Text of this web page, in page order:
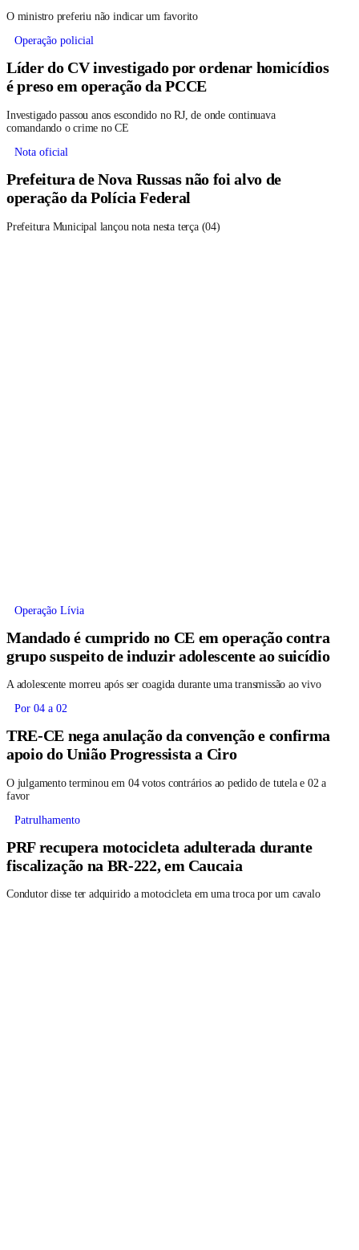
O ministro preferiu não indicar um favorito
Operação policial
Líder do CV investigado por ordenar homicídios
é preso em operação da PCCE
Investigado passou anos escondido no RJ, de onde continuava
comandando o crime no CE
Nota oficial
Prefeitura de Nova Russas não foi alvo de
operação da Polícia Federal
Prefeitura Municipal lançou nota nesta terça (04)
Operação Lívia
Mandado é cumprido no CE em operação contra
grupo suspeito de induzir adolescente ao suicídio
A adolescente morreu após ser coagida durante uma transmissão ao vivo
Por 04 a 02
TRE-CE nega anulação da convenção e confirma
apoio do União Progressista a Ciro
O julgamento terminou em 04 votos contrários ao pedido de tutela e 02 a
favor
Patrulhamento
PRF recupera motocicleta adulterada durante
fiscalização na BR-222, em Caucaia
Condutor disse ter adquirido a motocicleta em uma troca por um cavalo